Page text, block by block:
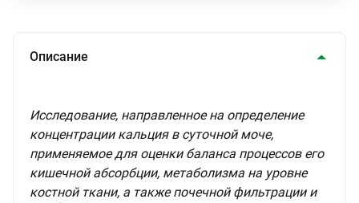
Описание
Исследование, направленное на определение
концентрации кальция в суточной моче,
применяемое для оценки баланса процессов его
кишечной абсорбции, метаболизма на уровне
костной ткани, а также почечной фильтрации и